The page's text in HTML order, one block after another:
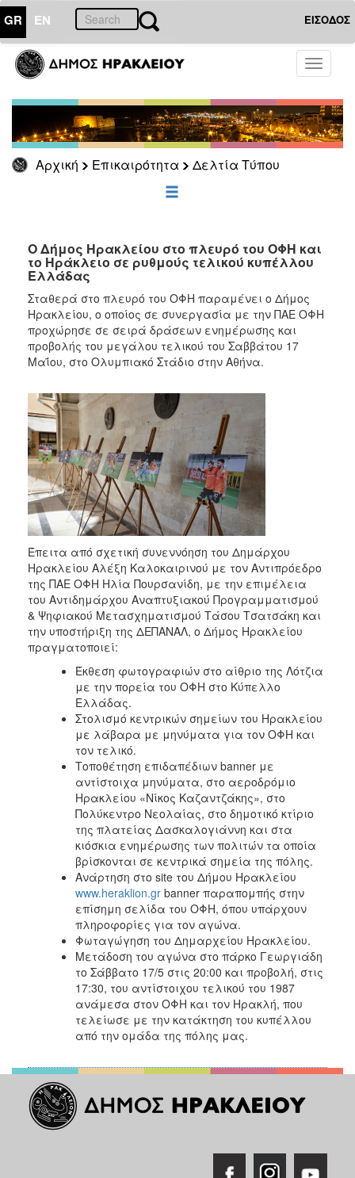
GR EN ΕΙΣΟΔΟΣ
Toggle
Αρχική Επικαιρότητα Δελτία Τύπου
ΕΠΙΚΑΙΡΟΤΗΤΑ
Τύπου
Αρχείο
ΕΠΙΣΚΕΠΤΗΣ
ΗΡΑΚΛΕΙΟ
Ο Δήμος Ηρακλείου στο πλευρό του ΟΦΗ και
το Ηράκλειο σε ρυθμούς τελικού κυπέλλου
Ελλάδας
Σταθερά στο πλευρό του ΟΦΗ παραμένει ο Δήμος
Ηρακλείου, ο οποίος σε συνεργασία με την ΠΑΕ ΟΦΗ
προχώρησε σε σειρά δράσεων ενημέρωσης και
προβολής του μεγάλου τελικού του Σαββάτου 17
Μαΐου, στο Ολυμπιακό Στάδιο στην Αθήνα.
Έπειτα από σχετική συνεννόηση του Δημάρχου
Ηρακλείου Αλέξη Καλοκαιρινού με τον Αντιπρόεδρο
της ΠΑΕ ΟΦΗ Ηλία Πουρσανίδη, με την επιμέλεια
του Αντιδημάρχου Αναπτυξιακού Προγραμματισμού
& Ψηφιακού Μετασχηματισμού Τάσου Τσατσάκη και
την υποστήριξη της ΔΕΠΑΝΑΛ, ο Δήμος Ηρακλείου
πραγματοποιεί:
Έκθεση φωτογραφιών στο αίθριο της Λότζια
με την πορεία του ΟΦΗ στο Κύπελλο
Ελλάδας.
Στολισμό κεντρικών σημείων του Ηρακλείου
με λάβαρα με μηνύματα για τον ΟΦΗ και
τον τελικό.
Τοποθέτηση επιδαπέδιων banner με
αντίστοιχα μηνύματα, στο αεροδρόμιο
Ηρακλείου «Νίκος Καζαντζάκης», στο
Πολύκεντρο Νεολαίας, στο δημοτικό κτίριο
της πλατείας Δασκαλογιάννη και στα
κιόσκια ενημέρωσης των πολιτών τα οποία
βρίσκονται σε κεντρικά σημεία της πόλης.
Ανάρτηση στο site του Δήμου Ηρακλείου
www.heraklion.gr banner παραπομπής στην
επίσημη σελίδα του ΟΦΗ, όπου υπάρχουν
πληροφορίες για τον αγώνα.
Φωταγώγηση του Δημαρχείου Ηρακλείου.
Μετάδοση του αγώνα στο πάρκο Γεωργιάδη
το Σάββατο 17/5 στις 20:00 και προβολή, στις
17:30, του αντίστοιχου τελικού του 1987
ανάμεσα στον ΟΦΗ και τον Ηρακλή, που
τελείωσε με την κατάκτηση του κυπέλλου
από την ομάδα της πόλης μας.